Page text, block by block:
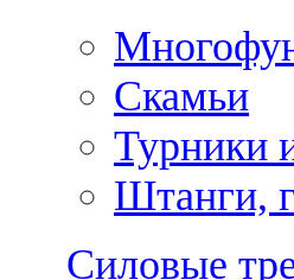
Скамьи
Турники
Штанги,
Силовые